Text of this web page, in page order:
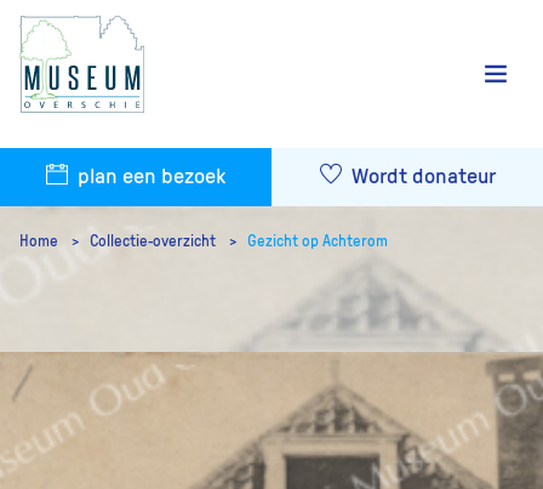
plan een bezoek Wordt donateur
Home Collectie-overzicht Gezicht op Achterom